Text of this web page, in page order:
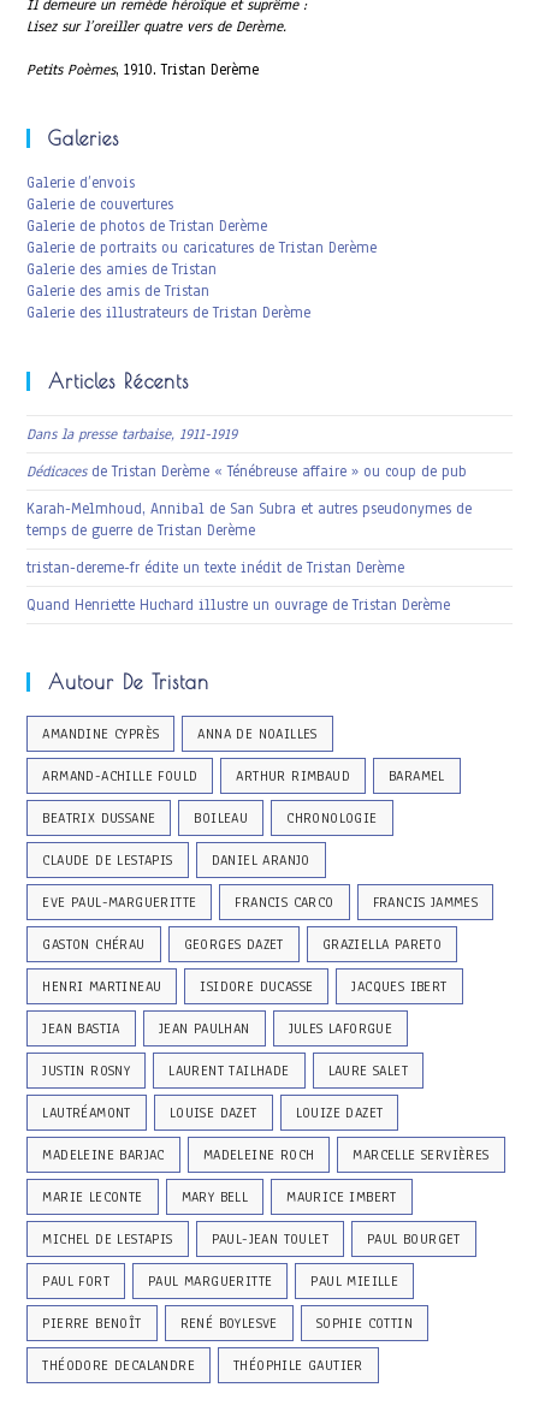
Il demeure un remède héroïque et suprême :
Lisez sur l’oreiller quatre vers de Derème.
Petits Poèmes, 1910. Tristan Derème
Galeries
Galerie d’envois
Galerie de couvertures
Galerie de photos de Tristan Derème
Galerie de portraits ou caricatures de Tristan Derème
Galerie des amies de Tristan
Galerie des amis de Tristan
Galerie des illustrateurs de Tristan Derème
Articles Récents
Dans la presse tarbaise, 1911-1919
Dédicacesde Tristan Derème « Ténébreuse affaire » ou coup de pub
Karah-Melmhoud, Annibal de San Subra et autres pseudonymes de
temps de guerre de Tristan Derème
tristan-dereme-fr édite un texte inédit de Tristan Derème
Quand Henriette Huchard illustre un ouvrage de Tristan Derème
Autour De Tristan
AMANDINE CYPRÈS ANNA DE NOAILLES
ARMAND-ACHILLE FOULD ARTHUR RIMBAUD BARAMEL
BEATRIX DUSSANE BOILEAU CHRONOLOGIE
CLAUDE DE LESTAPIS DANIEL ARANJO
EVE PAUL-MARGUERITTE FRANCIS CARCO FRANCIS JAMMES
GASTON CHÉRAU GEORGES DAZET GRAZIELLA PARETO
HENRI MARTINEAU ISIDORE DUCASSE JACQUES IBERT
JEAN BASTIA JEAN PAULHAN JULES LAFORGUE
JUSTIN ROSNY LAURENT TAILHADE LAURE SALET
LAUTRÉAMONT LOUISE DAZET LOUIZE DAZET
MADELEINE BARJAC MADELEINE ROCH MARCELLE SERVIÈRES
MARIE LECONTE MARY BELL MAURICE IMBERT
MICHEL DE LESTAPIS PAUL-JEAN TOULET PAUL BOURGET
PAUL FORT PAUL MARGUERITTE PAUL MIEILLE
PIERRE BENOÎT RENÉ BOYLESVE SOPHIE COTTIN
THÉODORE DECALANDRE THÉOPHILE GAUTIER